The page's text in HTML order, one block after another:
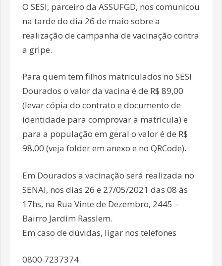
O SESI, parceiro da ASSUFGD, nos comunicou
na tarde do dia 26 de maio sobre a
realização de campanha de vacinação contra
a gripe.
Para quem tem filhos matriculados no SESI
Dourados o valor da vacina é de R$ 89,00
(levar cópia do contrato e documento de
identidade para comprovar a matrícula) e
para a população em geral o valor é de R$
98,00 (veja folder em anexo e no QRCode).
Em Dourados a vacinação será realizada no
SENAI, nos dias 26 e 27/05/2021 das 08 às
17hs, na Rua Vinte de Dezembro, 2445 –
Bairro Jardim Rasslem.
Em caso de dúvidas, ligar nos telefones
0800 7237374.